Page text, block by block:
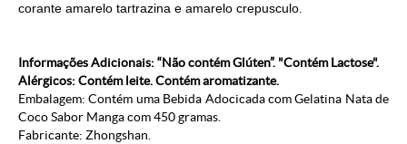
corante amarelo tartrazina e amarelo crepusculo.
Informações Adicionais: “Não contém Glúten”. "Contém Lactose".
Alérgicos: Contém leite. Contém aromatizante.
Embalagem: Contém uma Bebida Adocicada com Gelatina Nata de
Coco Sabor Manga com 450 gramas.
Fabricante: Zhongshan